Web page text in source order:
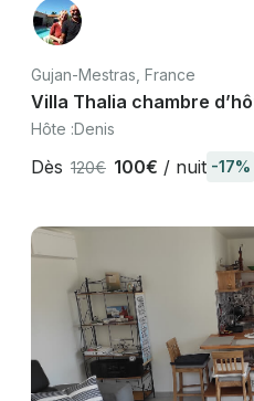
Gujan-Mestras, France
Villa Thalia chambre
Gujan-Mestras
Hôte :Denis
Dès 120€ 100€ / nuit -17%